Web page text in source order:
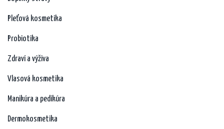
Pleťová kosmetika
Probiotika
Zdraví a výživa
Vlasová kosmetika
Manikúra a pedikúra
Dermokosmetika